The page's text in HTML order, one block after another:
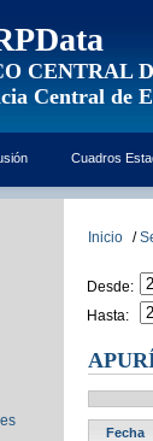
CENTRAL
Central de
Cuadros
Inicio /
Desde:
Hasta:
Fecha